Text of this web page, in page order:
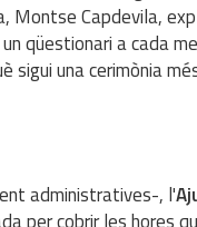
Montse Capdevila,
qüestionari a cada
una cerimònia
administratives-, l'